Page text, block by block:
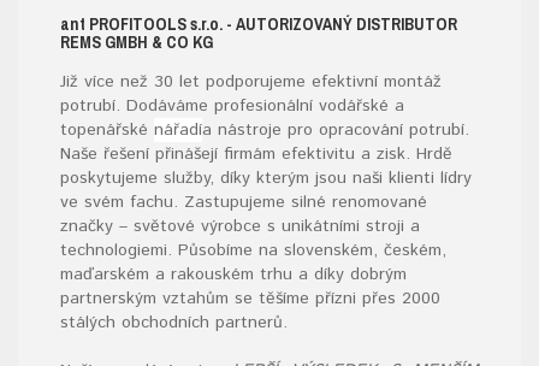
ant PROFITOOLSs.r.o. - AUTORIZOVANÝ DISTRIBUTOR
REMS GMBH & CO KG
Již více než 30 let podporujeme efektivní montáž
potrubí. Dodáváme profesionální vodářské a
topenářské nářadía nástroje pro opracování potrubí.
Naše řešení přinášejí firmám efektivitu a zisk. Hrdě
poskytujeme služby, díky kterým jsou naši klienti lídry
ve svém fachu. Zastupujeme silné renomované
značky – světové výrobce s unikátními stroji a
technologiemi. Působíme na slovenském, českém,
maďarském a rakouském trhu a díky dobrým
partnerským vztahům se těšíme přízni přes 2000
stálých obchodních partnerů.